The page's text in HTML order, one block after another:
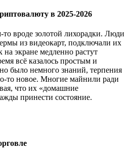
в 2025-2026
вроде золотой лихорадки. Люди
из видеокарт, подключали их
на экране медленно растут
всё казалось простым и
было немного знаний, терпения
то новое. Многие майнили ради
что их «домашние
принести состояние.